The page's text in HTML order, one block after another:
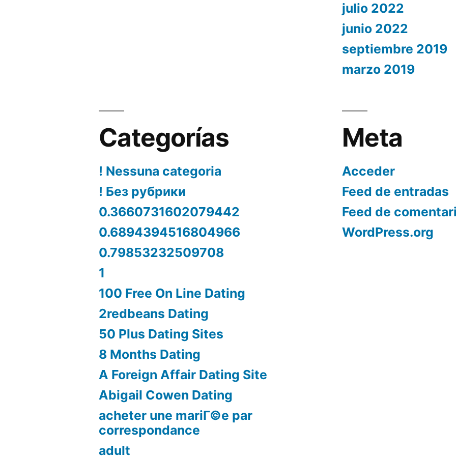
julio 2022
junio 2022
septiembre 2019
marzo 2019
Categorías
! Nessuna categoria
! Без рубрики
0.3660731602079442
0.6894394516804966
0.79853232509708
1
100 Free On Line Dating
2redbeans Dating
50 Plus Dating Sites
8 Months Dating
A Foreign Affair Dating Site
Abigail Cowen Dating
acheter une mariГ©e par
correspondance
adult
Meta
Acceder
Feed de entradas
Feed de
WordPress.org